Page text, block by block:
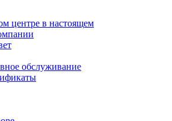
центре в настоящем
обслуживание